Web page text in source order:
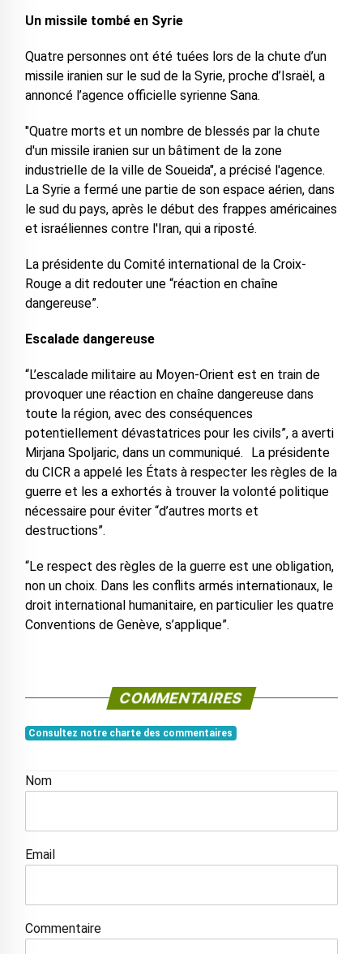
Un missile tombé en Syrie
Quatre personnes ont été tuées lors de la chute d’un
missile iranien sur le sud de la Syrie, proche d’Israël, a
annoncé l’agence officielle syrienne Sana.
"Quatre morts et un nombre de blessés par la chute
d'un missile iranien sur un bâtiment de la zone
industrielle de la ville de Soueida", a précisé l'agence.
La Syrie a fermé une partie de son espace aérien, dans
le sud du pays, après le début des frappes américaines
et israéliennes contre l'Iran, qui a riposté.
La présidente du Comité international de la Croix-
Rouge a dit redouter une “réaction en chaîne
dangereuse”.
Escalade dangereuse
“L’escalade militaire au Moyen-Orient est en train de
provoquer une réaction en chaîne dangereuse dans
toute la région, avec des conséquences
potentiellement dévastatrices pour les civils”, a averti
Mirjana Spoljaric, dans un communiqué. La présidente
du CICR a appelé les États à respecter les règles de la
guerre et les a exhortés à trouver la volonté politique
nécessaire pour éviter “d’autres morts et
destructions”.
“Le respect des règles de la guerre est une obligation,
non un choix. Dans les conflits armés internationaux, le
droit international humanitaire, en particulier les quatre
Conventions de Genève, s’applique”.
COMMENTAIRES
Consultez notre charte des commentaires
Nom
Email
Commentaire